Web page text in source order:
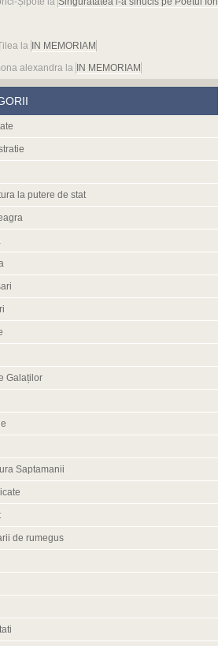
la
IN MEMORIAM
alexandra la IN MEMORIAM
la putere de stat
Galaților
Saptamanii
de rumegus